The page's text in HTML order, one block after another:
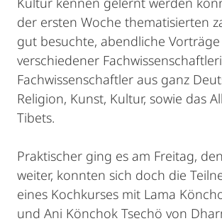
der ersten Woche thematisierten
gut besuchte, abendliche Vorträge
verschiedener
Fachwissenschaftler aus ganz
Religion, Kunst, Kultur, sowie das
Tibets.
Praktischer ging es am Freitag,
weiter, konnten sich doch die
eines Kochkurses mit Lama
und Ani Könchok Tsechö von